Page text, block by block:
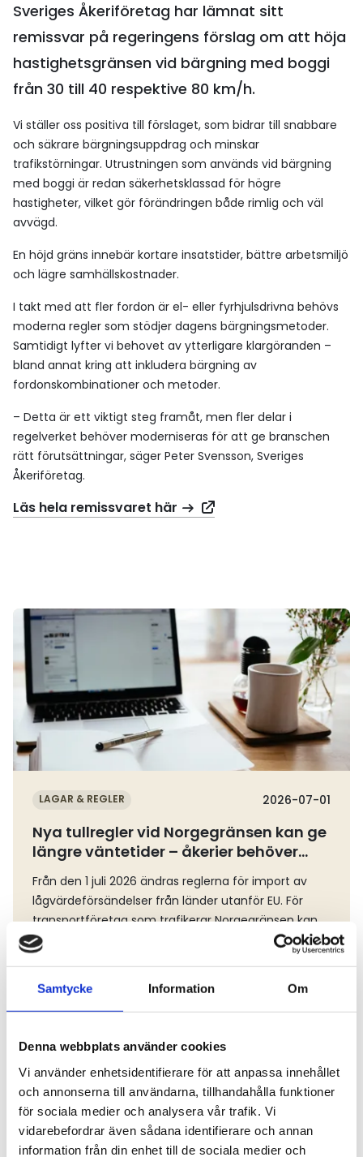
Samtycke Information Om
Denna webbplats använder cookies
Vi använder enhetsidentifierare för att anpassa innehållet
och annonserna till användarna, tillhandahålla funktioner
för sociala medier och analysera vår trafik. Vi
vidarebefordrar även sådana identifierare och annan
information från din enhet till de sociala medier och
Sveriges Åkeriföretag har lämnat sitt
remissvar på regeringens förslag om att höja
hastighetsgränsen vid bärgning med boggi
från 30 till 40 respektive 80 km/h.
Vi ställer oss positiva till förslaget, som bidrar till snabbare
och säkrare bärgningsuppdrag och minskar
trafikstörningar. Utrustningen som används vid bärgning
med boggi är redan säkerhetsklassad för högre
hastigheter, vilket gör förändringen både rimlig och väl
avvägd.
En höjd gräns innebär kortare insatstider, bättre arbetsmiljö
och lägre samhällskostnader.
I takt med att fler fordon är el- eller fyrhjulsdrivna behövs
moderna regler som stödjer dagens bärgningsmetoder.
Samtidigt lyfter vi behovet av ytterligare klargöranden –
bland annat kring att inkludera bärgning av
fordonskombinationer och metoder.
– Detta är ett viktigt steg framåt, men fler delar i
regelverket behöver moderniseras för att ge branschen
rätt förutsättningar, säger Peter Svensson, Sveriges
Åkeriföretag.
Läs hela remissvaret här
LAGAR & REGLER 2026-07-01
Nya tullregler vid Norgegränsen kan ge
längre väntetider – åkerier behöver
planera i god tid
Från den 1 juli 2026 ändras reglerna för import av
lågvärdeförsändelser från länder utanför EU. För
transportföretag som trafikerar Norgegränsen kan
förändringen innebära betydligt längre väntetider
värde på högst 150 euro tas bort. Samtidigt införs
krav som innebär att varje lågvärdeförsändelse till
flera försändelser kunnat deklareras i samma
tulldeklaration, men den möjligheten försvinner nu.
För åkerier som transporterar e-handelsgods eller
samlastat gods från Norge till många olika
mottagare i Sverige kan konsekvenserna bli
kännbara. En transport som innehåller hundratals
Läs mer
Läs mer